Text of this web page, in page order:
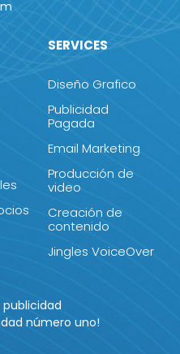
SERVICES
Diseño Grafico
Publicidad
Pagada
Email Marketing
Producción de
video
Creación de
contenido
Jingles VoiceOver
número uno!